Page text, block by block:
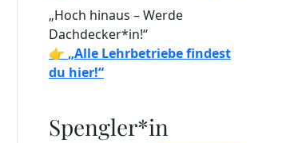
„Hoch hinaus – Werde
Dachdecker*in!“
👉 „Alle Lehrbetriebe findest
du hier!“
Spengler*in